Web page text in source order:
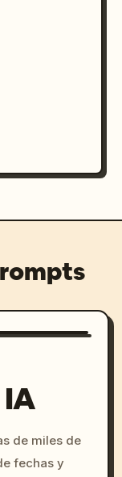
IA
de miles de
fechas y